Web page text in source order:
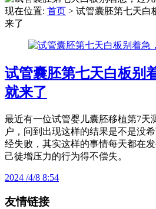
现在位置: 首页 > 试管囊胚第七天白
来了
试管囊胚第七天白板别
就来了
最近有一位试管婴儿囊胚移植第7天
户，问到出现这样的结果是不是没
经失败，其实这样的事情每天都在
己徒增压力的行为得不偿失。
2024 /4/8 8:54
友情链接